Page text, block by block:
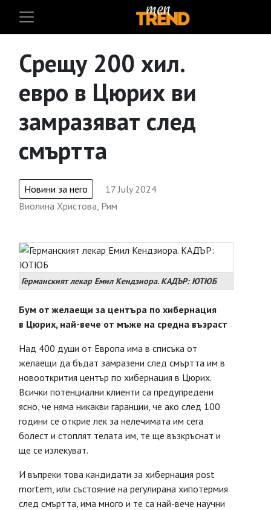
Срещу 200 хил.
евро в Цюрих ви
замразяват след
смъртта
Новини за него
17 July 2024
Виолина Христова, Рим
Германският лекар Емил Кендзиора. КАДЪР: ЮТЮБ
Бум от желаещи за центъра по хибернация
в Цюрих, най-вече от мъже на средна възраст
Над 400 души от Европа има в списъка от
желаещи да бъдат замразени след смъртта им в
новооткрития център по хибернация в Цюрих.
Всички потенциални клиенти са предупредени
ясно, че няма никакви гаранции, че ако след 100
години се открие лек за нелечимата им сега
болест и стоплят телата им, те ще възкръснат и
ще се излекуват.
И въпреки това кандидати за хибернация post
mortem, или състояние на регулирана хипотермия
след смъртта, има много и те са най-вече научни